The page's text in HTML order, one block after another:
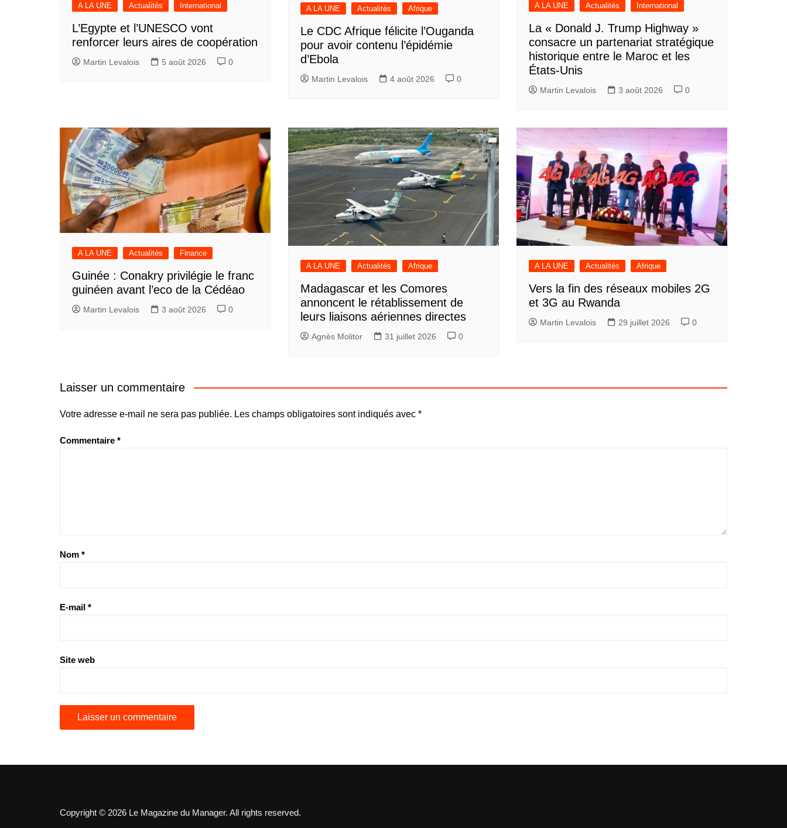
A LA UNE Actualités International
L’Egypte et l’UNESCO vont
renforcer leurs aires de coopération
Martin Levalois 5 août 2026 0
A LA UNE Actualités Afrique
Le CDC Afrique félicite l’Ouganda
pour avoir contenu l’épidémie
d’Ebola
Martin Levalois 4 août 2026 0
A LA UNE Actualités International
La « Donald J. Trump Highway »
consacre un partenariat stratégique
historique entre le Maroc et les
États-Unis
Martin Levalois 3 août 2026 0
A LA UNE Actualités Finance
Guinée : Conakry privilégie le franc
guinéen avant l’eco de la Cédéao
Martin Levalois 3 août 2026 0
A LA UNE Actualités Afrique
Madagascar et les Comores
annoncent le rétablissement de
leurs liaisons aériennes directes
Agnès Molitor 31 juillet 2026 0
A LA UNE Actualités Afrique
Vers la fin des réseaux mobiles 2G
et 3G au Rwanda
Martin Levalois 29 juillet 2026 0
Laisser un commentaire
Votre adresse e-mail ne sera pas publiée. Les champs obligatoires sont indiqués avec *
Commentaire *
Nom *
E-mail *
Site web
Copyright © 2026 Le Magazine du Manager. All rights reserved.